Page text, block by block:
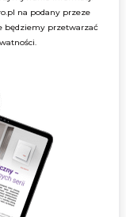
na podany przeze
będziemy przetwarzać